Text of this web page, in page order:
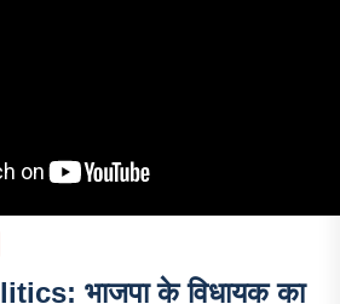
भाजपा के विधायक का